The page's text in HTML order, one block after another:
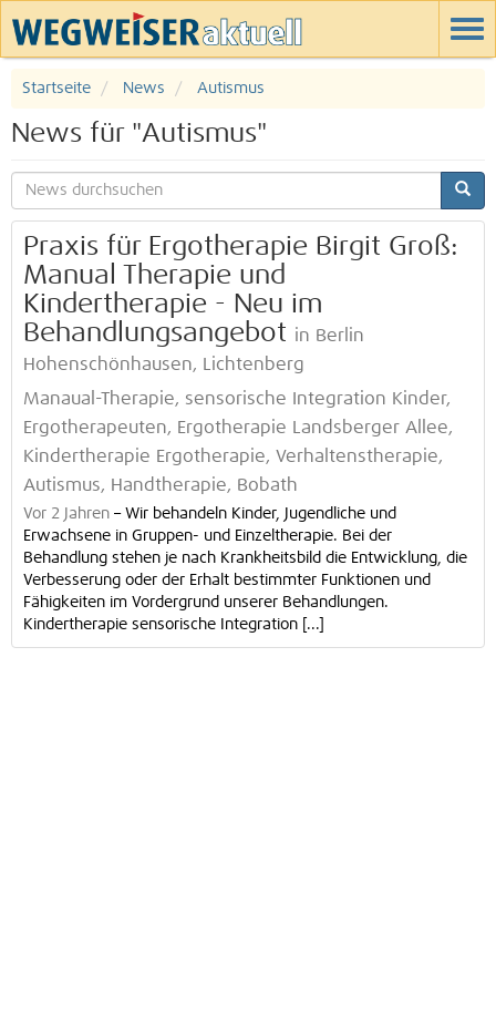
Startseite News Autismus
News für "Autismus"
Praxis für Ergotherapie Birgit Groß:
Manual Therapie und
Kindertherapie - Neu im
Behandlungsangebot in Berlin
Hohenschönhausen, Lichtenberg
Manaual-Therapie, sensorische Integration Kinder,
Ergotherapeuten, Ergotherapie Landsberger Allee,
Kindertherapie Ergotherapie, Verhaltenstherapie,
Autismus, Handtherapie, Bobath
Vor 2 Jahren – Wir behandeln Kinder, Jugendliche und
Erwachsene in Gruppen- und Einzeltherapie. Bei der
Behandlung stehen je nach Krankheitsbild die Entwicklung, die
Verbesserung oder der Erhalt bestimmter Funktionen und
Fähigkeiten im Vordergrund unserer Behandlungen.
Kindertherapie sensorische Integration [...]